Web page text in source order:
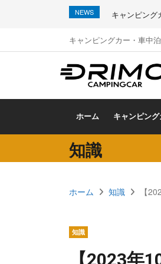
NEWS キャンピング
キャンピングカー・車中
ホーム キャンピング
知識
ホーム 知識 【
知識
【2023年